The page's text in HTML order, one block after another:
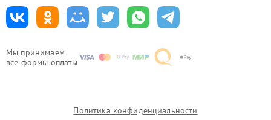
Мы принимаем
все формы оплаты
Политика конфиденциальности